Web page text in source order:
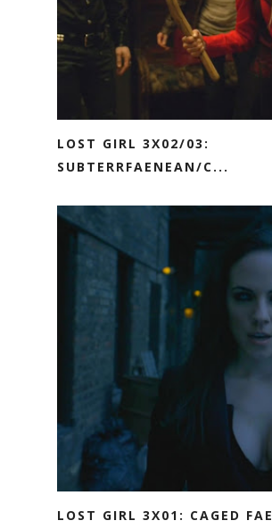
LOST GIRL 3X02/03:
SUBTERRFAENEAN/C...
LOST GIRL 3X01: CAGED FAE